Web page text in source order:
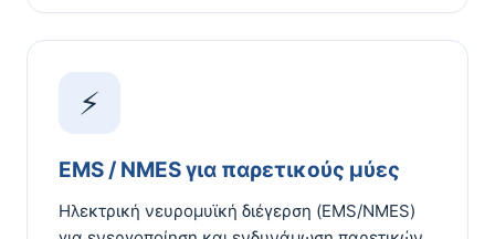
⚡
EMS / NMES για παρετικούς μύες
Ηλεκτρική νευρομυϊκή διέγερση (EMS/NMES)